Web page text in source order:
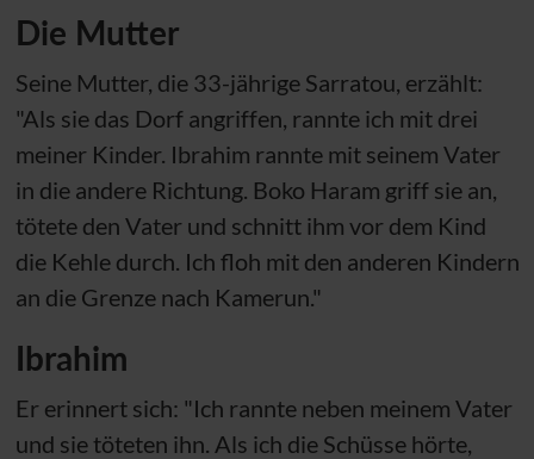
Die Mutter
Seine Mutter, die 33-jährige Sarratou, erzählt:
"Als sie das Dorf angriffen, rannte ich mit drei
meiner Kinder. Ibrahim rannte mit seinem Vater
in die andere Richtung. Boko Haram griff sie an,
tötete den Vater und schnitt ihm vor dem Kind
die Kehle durch. Ich floh mit den anderen Kindern
an die Grenze nach Kamerun."
Ibrahim
Er erinnert sich: "Ich rannte neben meinem Vater
und sie töteten ihn. Als ich die Schüsse hörte,